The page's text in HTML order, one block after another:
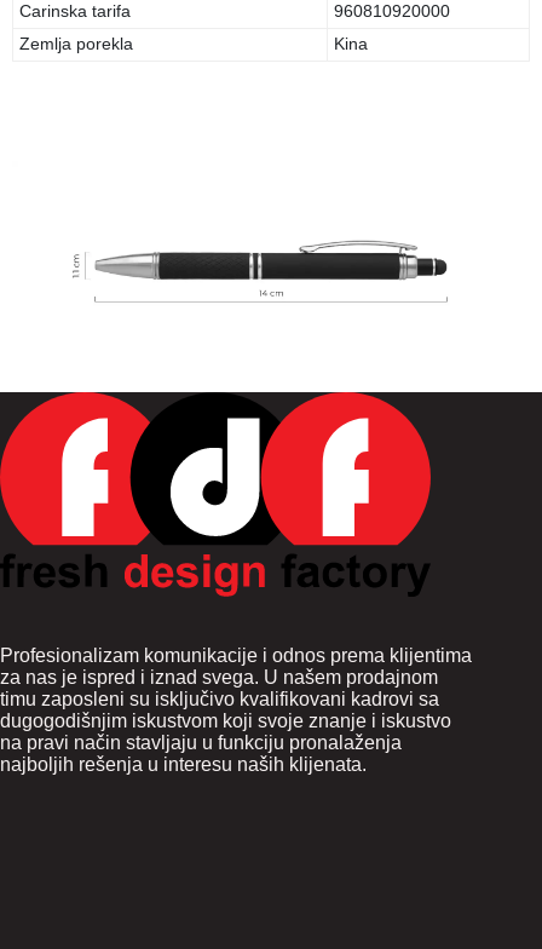
Carinska tarifa
960810920000
Zemlja porekla
Kina
Profesionalizam komunikacije i odnos prema klijentima
za nas je ispred i iznad svega. U našem prodajnom
timu zaposleni su isključivo kvalifikovani kadrovi sa
dugogodišnjim iskustvom koji svoje znanje i iskustvo
na pravi način stavljaju u funkciju pronalaženja
najboljih rešenja u interesu naših klijenata.